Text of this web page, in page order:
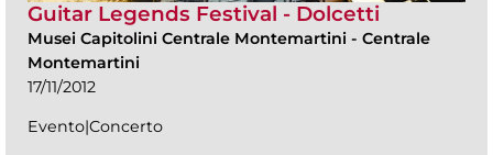
Guitar Legends Festival - Dolcetti
Musei Capitolini Centrale Montemartini - Centrale
Montemartini
17/11/2012
Evento|Concerto